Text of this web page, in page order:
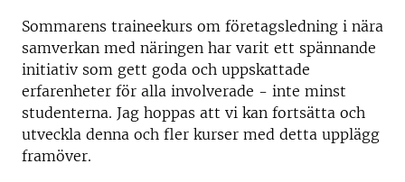
Sommarens traineekurs om företagsledning i nära
samverkan med näringen har varit ett spännande
initiativ som gett goda och uppskattade
erfarenheter för alla involverade - inte minst
studenterna. Jag hoppas att vi kan fortsätta och
utveckla denna och fler kurser med detta upplägg
framöver.